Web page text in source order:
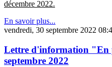
décembre 2022.
En savoir plus...
vendredi, 30 septembre 2022
Lettre d'information "En
septembre 2022